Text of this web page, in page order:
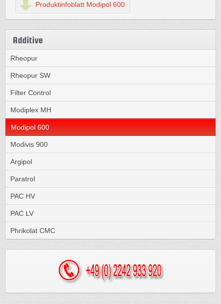
Produktinfoblatt Modipol 600
Additive
Rheopur
Rheopur SW
Filter Control
Modiplex MH
Modipol 600
Modivis 900
Argipol
Paratrol
PAC HV
PAC LV
Phrikolat CMC